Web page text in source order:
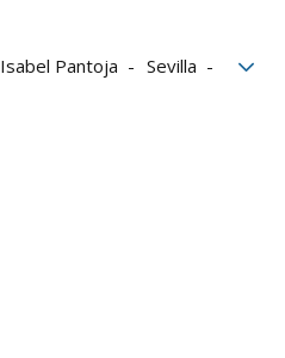
Isabel Pantoja
Sevilla